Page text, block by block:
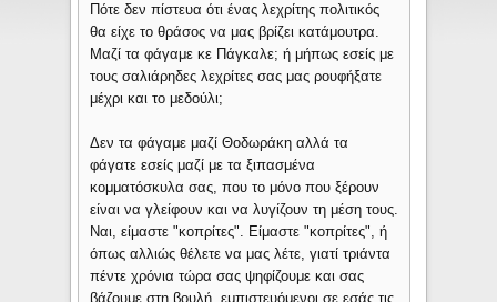
Πότε δεν πίστευα ότι ένας λεχρίτης πολιτικός
θα είχε το θράσος να μας βρίζει κατάμουτρα.
Μαζί τα φάγαμε κε Πάγκαλε; ή μήπως εσείς με
τους σαλιάρηδες λεχρίτες σας μας ρουφήξατε
μέχρι και το μεδούλι;
Δεν τα φάγαμε μαζί Θοδωράκη αλλά τα
φάγατε εσείς μαζί με τα ξιπασμένα
κομματόσκυλα σας, που το μόνο που ξέρουν
είναι να γλείφουν και να λυγίζουν τη μέση τους.
Ναι, είμαστε "κοπρίτες". Είμαστε "κοπρίτες", ή
όπως αλλιώς θέλετε να μας λέτε, γιατί τριάντα
πέντε χρόνια τώρα σας ψηφίζουμε και σας
βάζουμε στη βουλή, εμπιστευόμενοι σε εσάς τις